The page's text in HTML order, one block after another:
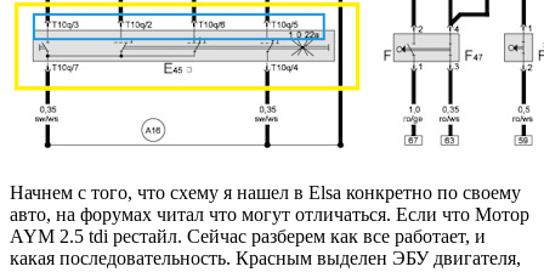
Начнем с того, что схему я нашел в Elsa конкретно по своему
авто, на форумах читал что могут отличаться. Если что Мотор
AYM 2.5 tdi рестайл. Сейчас разберем как все работает, и
какая последовательность. Красным выделен ЭБУ двигателя,